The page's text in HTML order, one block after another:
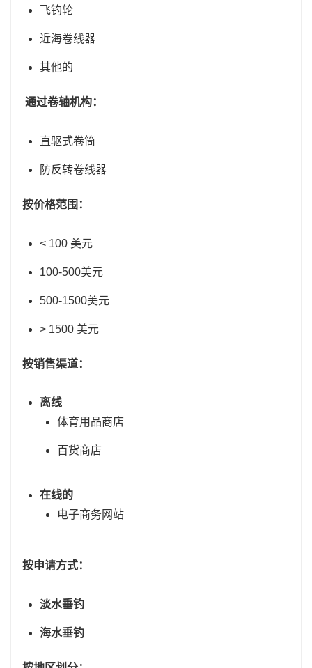
飞钓轮
近海卷线器
其他的
通过卷轴机构：
直驱式卷筒
防反转卷线器
按价格范围：
< 100 美元
100-500美元
500-1500美元
> 1500 美元
按销售渠道：
离线
体育用品商店
百货商店
在线的
电子商务网站
按申请方式：
淡水垂钓
海水垂钓